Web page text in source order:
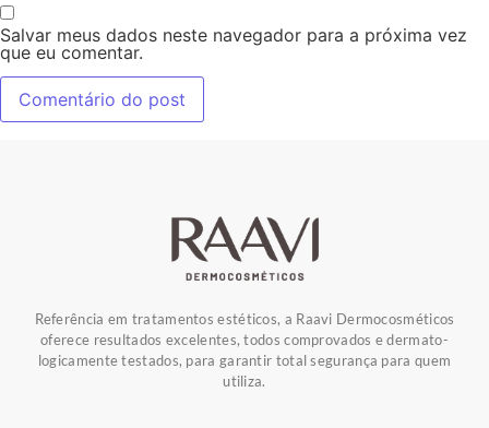
Salvar meus dados neste navegador para a próxima vez
que eu comentar.
Referência em tratamentos estéticos, a Raavi Dermocosméticos
oferece resultados excelentes, todos comprovados e dermato-
logicamente testados, para garantir total segurança para quem
utiliza.